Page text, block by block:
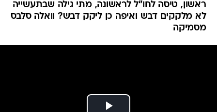
ראשון, טיסה לחו"ל לראשונה, מתי גילה שבתעשייה
לא מלקקים דבש ואיפה כן ליקק דבש? וואלה סלבס
מסמיקה